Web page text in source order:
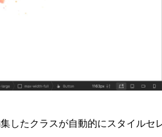
したクラスが自動的にスタイルセ